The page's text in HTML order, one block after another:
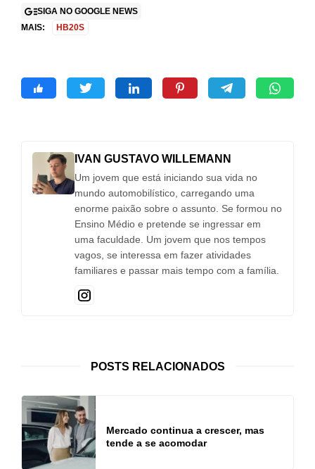
SIGA NO GOOGLE NEWS
MAIS:
HB20S
IVAN GUSTAVO WILLEMANN
Um jovem que está iniciando sua vida no
mundo automobilístico, carregando uma
enorme paixão sobre o assunto. Se formou no
Ensino Médio e pretende se ingressar em
uma faculdade. Um jovem que nos tempos
vagos, se interessa em fazer atividades
familiares e passar mais tempo com a família.
POSTS RELACIONADOS
Mercado continua a crescer, mas
tende a se acomodar